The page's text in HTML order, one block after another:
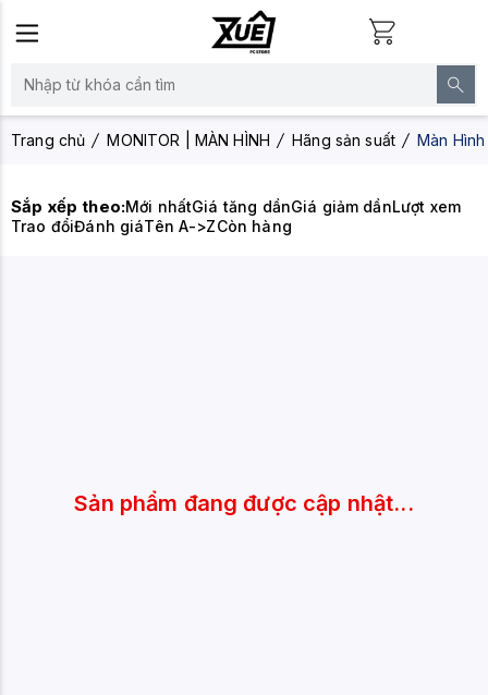
Trang chủ MONITOR | MÀN HÌNH Hãng sản suất Màn Hình
Sắp xếp theo:Mới nhấtGiá tăng dầnGiá giảm dầnLượt xem
Trao đổiĐánh giáTên A->ZCòn hàng
Sản phẩm đang được cập nhật...